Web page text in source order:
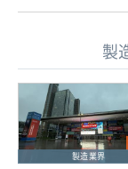
製
製造業界